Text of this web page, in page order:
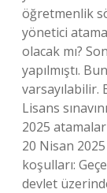
öğretmenlik
yönetici
olacak mı?
yapılmıştı.
varsayılabilir.
Lisans
2025
20 Nisan
koşulları:
devlet